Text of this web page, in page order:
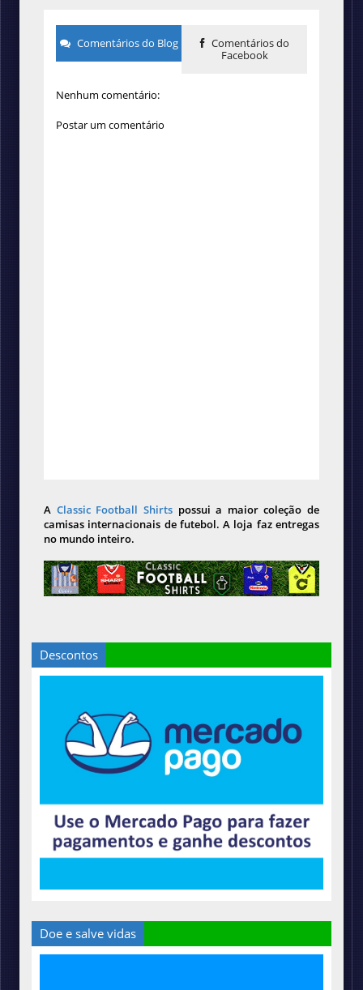
Comentários do Blog
Comentários do
Facebook
Nenhum comentário:
Postar um comentário
A Classic Football Shirts possui a maior coleção de
camisas internacionais de futebol. A loja faz entregas
no mundo inteiro.
Descontos
Doe e salve vidas